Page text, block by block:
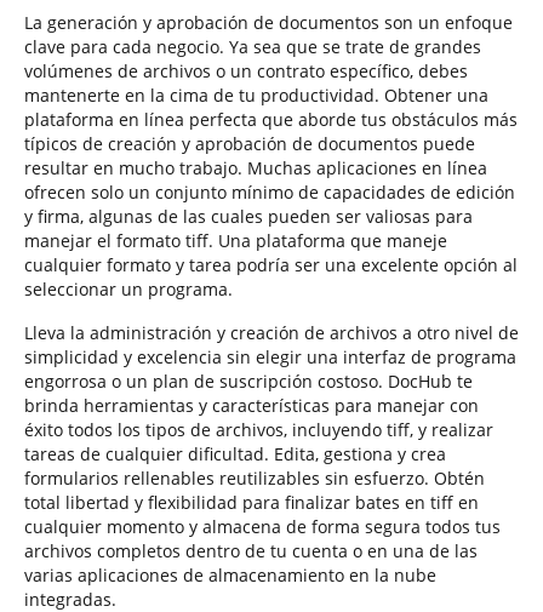
La generación y aprobación de documentos son un enfoque
clave para cada negocio. Ya sea que se trate de grandes
volúmenes de archivos o un contrato específico, debes
mantenerte en la cima de tu productividad. Obtener una
plataforma en línea perfecta que aborde tus obstáculos más
típicos de creación y aprobación de documentos puede
resultar en mucho trabajo. Muchas aplicaciones en línea
ofrecen solo un conjunto mínimo de capacidades de edición
y firma, algunas de las cuales pueden ser valiosas para
manejar el formato tiff. Una plataforma que maneje
cualquier formato y tarea podría ser una excelente opción al
seleccionar un programa.
Lleva la administración y creación de archivos a otro nivel de
simplicidad y excelencia sin elegir una interfaz de programa
engorrosa o un plan de suscripción costoso. DocHub te
brinda herramientas y características para manejar con
éxito todos los tipos de archivos, incluyendo tiff, y realizar
tareas de cualquier dificultad. Edita, gestiona y crea
formularios rellenables reutilizables sin esfuerzo. Obtén
total libertad y flexibilidad para finalizar bates en tiff en
cualquier momento y almacena de forma segura todos tus
archivos completos dentro de tu cuenta o en una de las
varias aplicaciones de almacenamiento en la nube
integradas.